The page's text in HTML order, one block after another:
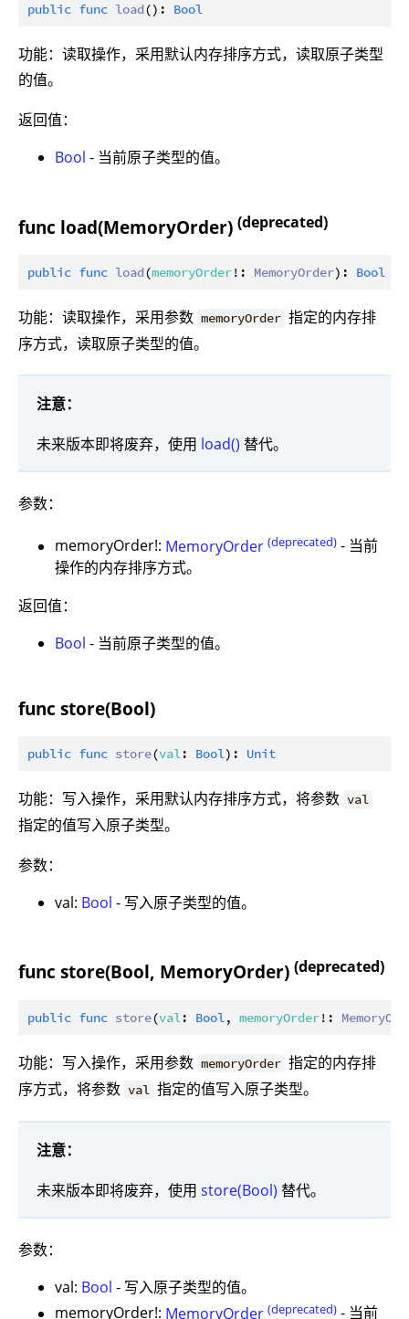
public func load(): Bool
功能：读取操作，采用默认内存排序方式，读取原子类型
的值。
返回值：
Bool - 当前原子类型的值。
func load(MemoryOrder) (deprecated)
public func load(memoryOrder!: MemoryOrder): Bool
功能：读取操作，采用参数 memoryOrder 指定的内存排
序方式，读取原子类型的值。
注意：
未来版本即将废弃，使用 load() 替代。
参数：
memoryOrder!: MemoryOrder (deprecated) - 当前
操作的内存排序方式。
返回值：
Bool - 当前原子类型的值。
func store(Bool)
public func store(val: Bool): Unit
功能：写入操作，采用默认内存排序方式，将参数 val
指定的值写入原子类型。
参数：
val: Bool - 写入原子类型的值。
func store(Bool, MemoryOrder) (deprecated)
public func store(val: Bool, memoryOrder!:
功能：写入操作，采用参数 memoryOrder 指定的内存排
序方式，将参数 val 指定的值写入原子类型。
注意：
未来版本即将废弃，使用 store(Bool) 替代。
参数：
val: Bool - 写入原子类型的值。
memoryOrder!: MemoryOrder (deprecated) - 当前